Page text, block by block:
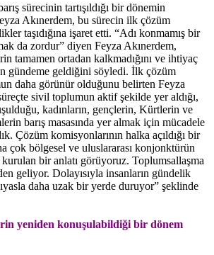
sürecinin tartışıldığı bir dönemin
Akınerdem, bu sürecin ilk çözüm
taşıdığına işaret etti. “Adı konmamış bir
da zordur” diyen Feyza Akınerdem,
tamamen ortadan kalkmadığını ve ihtiyaç
gündeme geldiğini söyledi. İlk çözüm
daha görünür olduğunu belirten Feyza
sivil toplumun aktif şekilde yer aldığı,
kadınların, gençlerin, Kürtlerin ve
barış masasında yer almak için mücadele
Çözüm komisyonlarının halka açıldığı bir
çok bölgesel ve uluslararası konjonktürün
kurulan bir anlatı görüyoruz. Toplumsallaşma
geliyor. Dolayısıyla insanların gündelik
daha uzak bir yerde duruyor” şeklinde
yeniden konuşulabildiği bir dönem